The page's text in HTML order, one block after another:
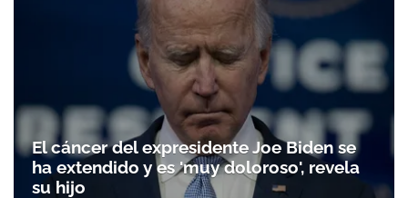
El cáncer del expresidente Joe Biden se
ha extendido y es 'muy doloroso', revela
su hijo